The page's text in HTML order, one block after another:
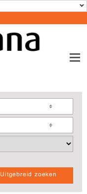
Uitgebreid zoeken